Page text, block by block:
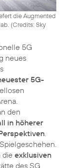
die Augmented
(Credits: Sky
5G
neues
5G-
den
in höherer
.
die exklusiven
des SG